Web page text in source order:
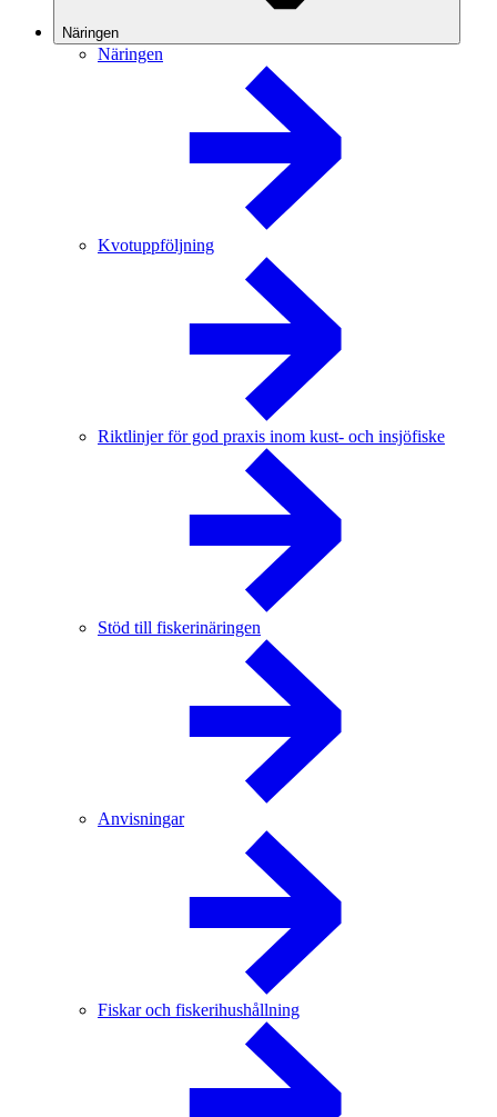
Näringen
Näringen
Kvotuppföljning
Riktlinjer för god praxis inom kust- och insjöfiske
Stöd till fiskerinäringen
Anvisningar
Fiskar och fiskerihushållning